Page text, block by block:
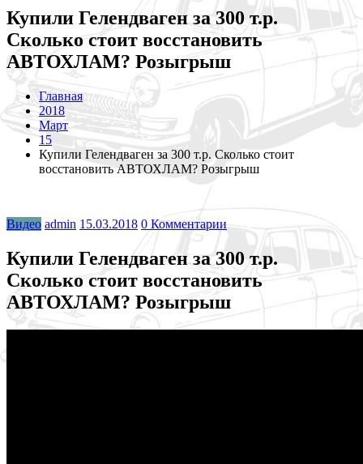
Купили Гелендваген за 300 т.р.
Сколько стоит восстановить
АВТОХЛАМ? Розыгрыш
Главная
2018
Март
15
Купили Гелендваген за 300 т.р. Сколько стоит
восстановить АВТОХЛАМ? Розыгрыш
Видео admin 15.03.2018 0 Комментарии
Купили Гелендваген за 300 т.р.
Сколько стоит восстановить
АВТОХЛАМ? Розыгрыш